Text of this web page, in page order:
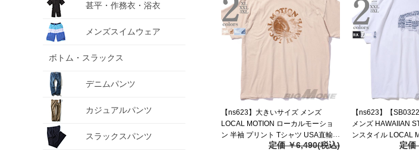
甚平・作務衣・浴衣
メンズスイムウェア
ボトム・スラックス
デニムパンツ
カジュアルパンツ
スラックスパンツ
【ns623】大きいサイズ メンズ
LOCAL MOTION ローカルモーショ
ン 半袖 プリント Tシャツ USA直輸入
定価 ￥6,490(税込)
【ns623】【
メンズ HAWAIIAN
ンスタイル LOCAL
ルモーション 半袖
定価